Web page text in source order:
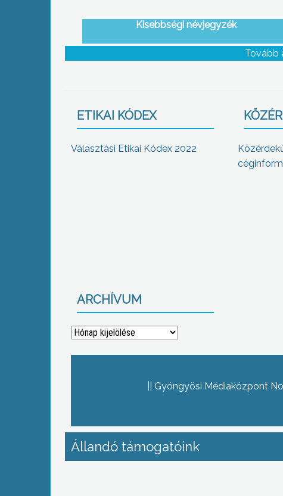
Kisebbségi névjegyzék
Tovább
ETIKAI KÓDEX
Választási Etikai Kódex 2022
ARCHÍVUM
Archívum
Gyöngyösi Médiaközpont
Állandó támogatóink